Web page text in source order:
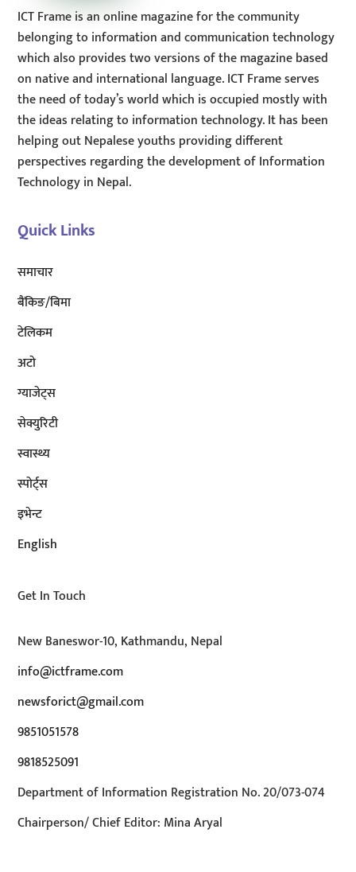
ICT Frame is an online magazine for the community
belonging to information and communication technology
which also provides two versions of the magazine based
on native and international language. ICT Frame serves
the need of today’s world which is occupied mostly with
the ideas relating to information technology. It has been
helping out Nepalese youths providing different
perspectives regarding the development of Information
Technology in Nepal.
Quick Links
समाचार
बैंकिङ/बिमा
टेलिकम
अटाे
ग्याजेट्स
सेक्युरिटी
स्वास्थ्य
स्पोर्ट्स
इभेन्ट
English
Get In Touch
New Baneswor-10, Kathmandu, Nepal
info@ictframe.com
newsforict@gmail.com
9851051578
9818525091
Department of Information Registration No. 20/073-074
Chairperson/ Chief Editor: Mina Aryal